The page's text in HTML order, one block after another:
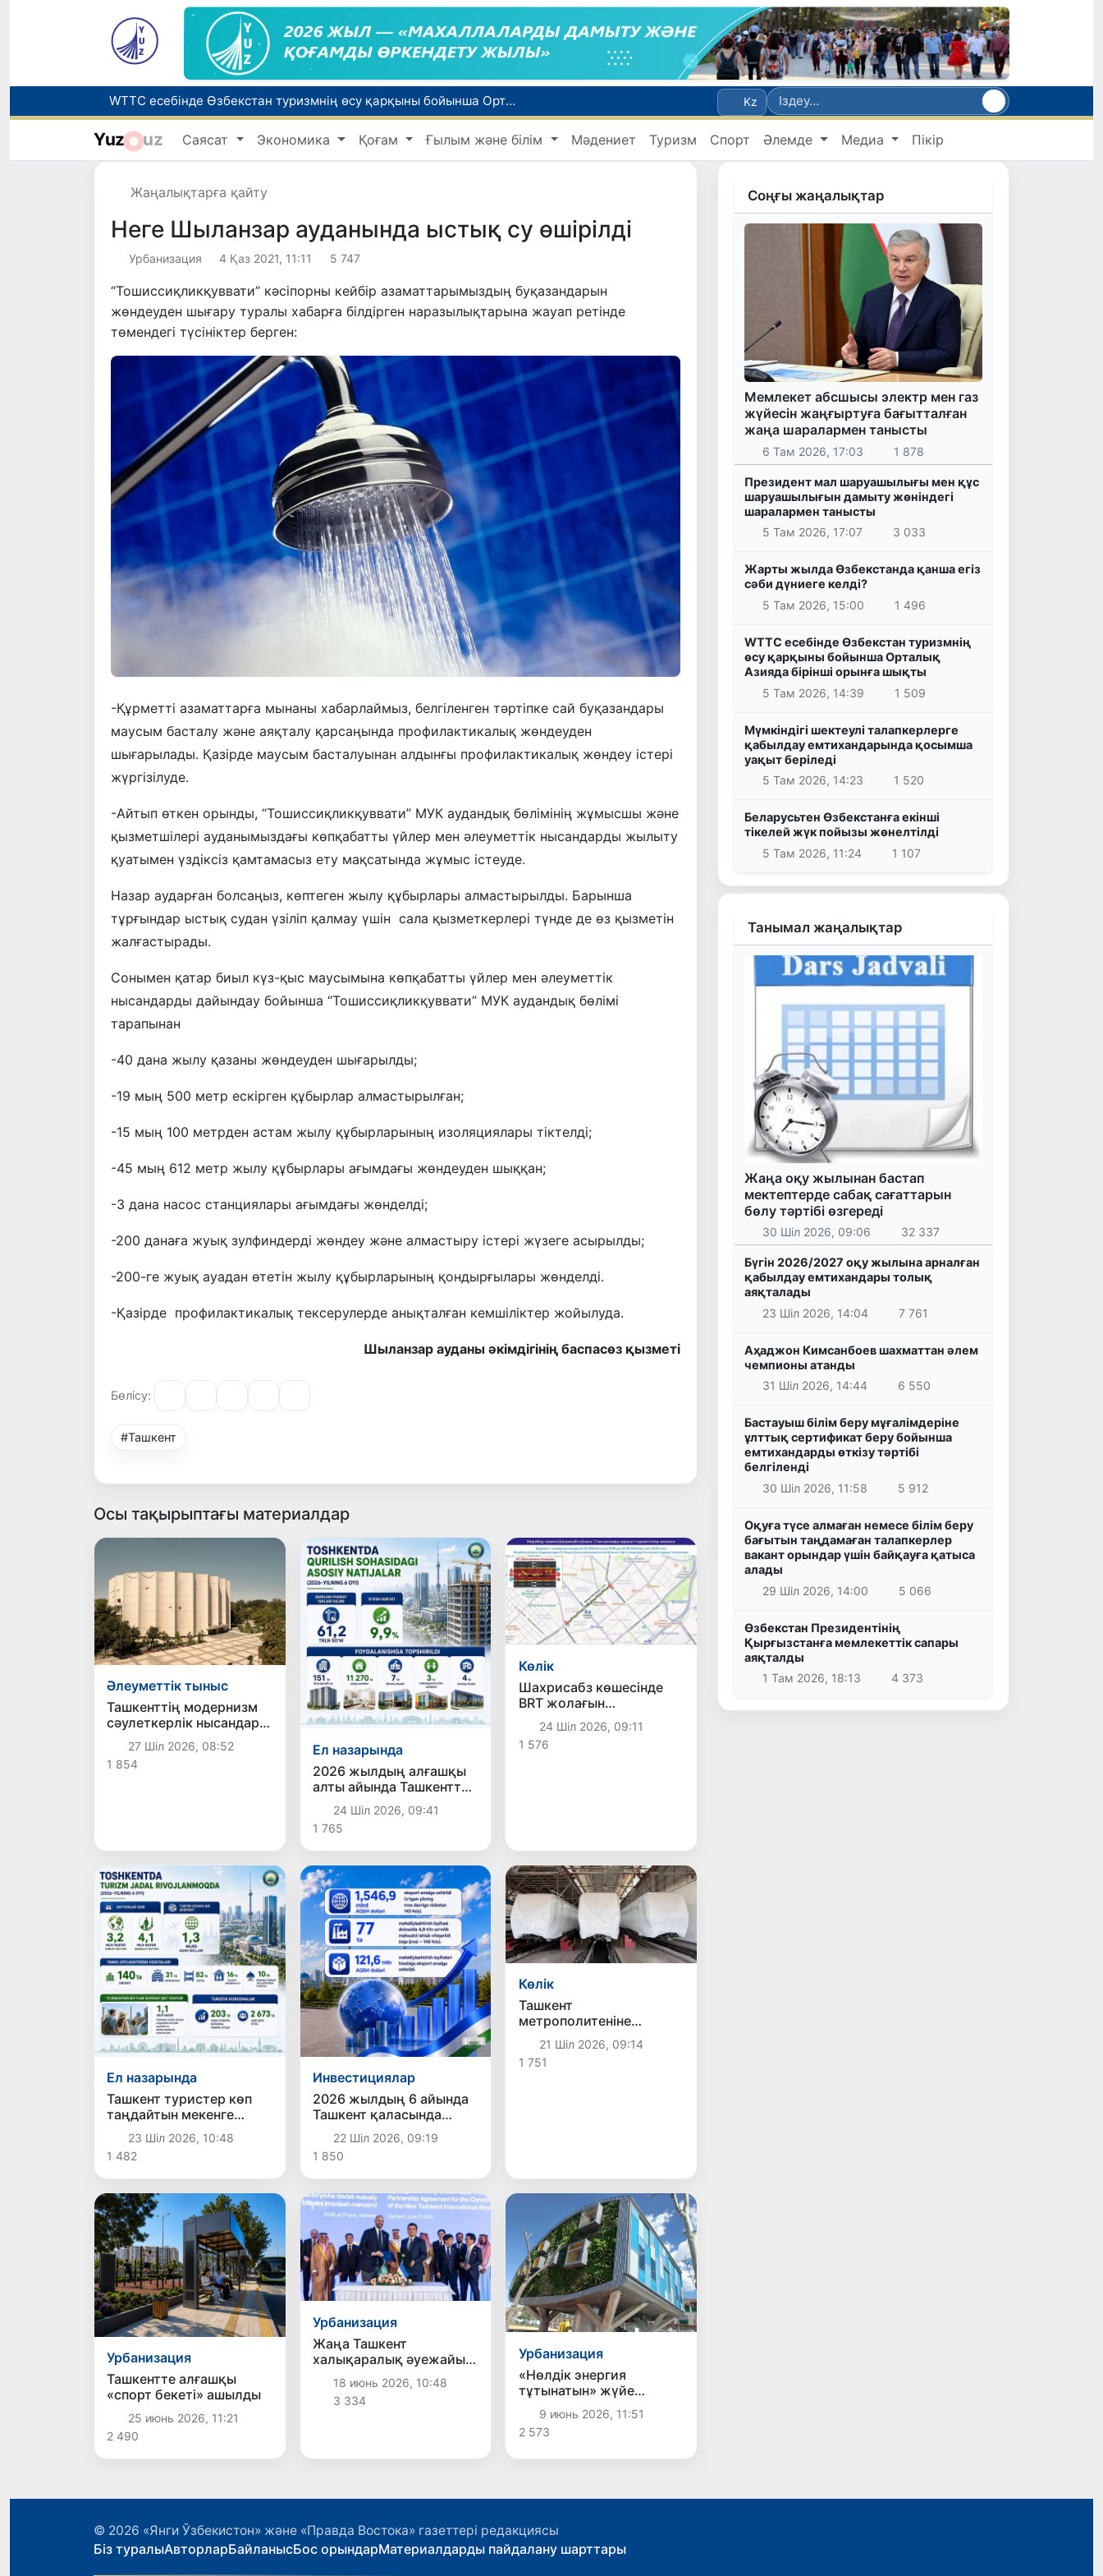
WTTC есебінде Өзбекстан туризмнің өсу қарқыны бойынша Орталық Азияда бірінші орынға шықты
Мүмкіндігі шектеулі талапкерлерге қабылдау емтихандарында қосымша уақыт беріледі
Беларусьтен Өзбекстанға екінші тікелей жүк пойызы жөнелтілді
Жарты жылда Өзбекстанда қанша егіз сәби дүниеге келді?
Kz
Yuz uz Саясат Экономика Қоғам Ғылым және білім Мәдениет Туризм Спорт Әлемде Медиа Пікір
Жаңалықтарға қайту
Неге Шыланзар ауданында ыстық су өшірілді
Урбанизация 4 Қаз 2021, 11:11 5 747
“Тошиссиқликқуввати” кәсіпорны кейбір азаматтарымыздың буқазандарын
жөндеуден шығару туралы хабарға білдірген наразылықтарына жауап ретінде
төмендегі түсініктер берген:
-Құрметті азаматтарға мынаны хабарлаймыз, белгіленген тәртіпке сай буқазандары
маусым басталу және аяқталу қарсаңында профилактикалық жөндеуден
шығарылады. Қазірде маусым басталуынан алдынғы профилактикалық жөндеу істері
жүргізілуде.
-Айтып өткен орынды, “Тошиссиқликқуввати” МУК аудандық бөлімінің жұмысшы және
қызметшілері ауданымыздағы көпқабатты үйлер мен әлеуметтік нысандарды жылыту
қуатымен үздіксіз қамтамасыз ету мақсатында жұмыс істеуде.
Назар аударған болсаңыз, көптеген жылу құбырлары алмастырылды. Барынша
тұрғындар ыстық судан үзіліп қалмау үшін сала қызметкерлері түнде де өз қызметін
жалғастырады.
Сонымен қатар биыл күз-қыс маусымына көпқабатты үйлер мен әлеуметтік
нысандарды дайындау бойынша “Тошиссиқликқуввати” МУК аудандық бөлімі
тарапынан
-40 дана жылу қазаны жөндеуден шығарылды;
-19 мың 500 метр ескірген құбырлар алмастырылған;
-15 мың 100 метрден астам жылу құбырларының изоляциялары тіктелді;
-45 мың 612 метр жылу құбырлары ағымдағы жөндеуден шыққан;
-3 дана насос станциялары ағымдағы жөнделді;
-200 данаға жуық зулфиндерді жөндеу және алмастыру істері жүзеге асырылды;
-200-ге жуық ауадан өтетін жылу құбырларының қондырғылары жөнделді.
-Қазірде профилактикалық тексерулерде анықталған кемшіліктер жойылуда.
Шыланзар ауданы әкімдігінің баспасөз қызметі
Бөлісу:
#Ташкент
Осы тақырыптағы материалдар
Әлеуметтік тыныс
Ташкенттің модернизм
сәулеткерлік нысандары
ЮНЕСКО-ның беделді
Халықаралық тізіміне
ресми түрде енгізілді
27 Шіл 2026, 08:52
1 854
Ел назарында
2026 жылдың алғашқы
алты айында Ташкентте
151 көпқабатты тұрғын
үй пайдалануға берілді
24 Шіл 2026, 09:41
1 765
Көлік
Шахрисабз көшесінде
BRT жолағын
ұйымдастыру
жұмыстары басталады
24 Шіл 2026, 09:11
1 576
Ел назарында
Ташкент туристер көп
таңдайтын мекенге
айналуда
23 Шіл 2026, 10:48
1 482
Инвестициялар
2026 жылдың 6 айында
Ташкент қаласында
инвестициялар мен
экономикалық даму
бағытында қол
жеткізілген негізгі
нәтижелер
жарияландым
22 Шіл 2026, 09:19
1 850
Көлік
Ташкент
метрополитеніне
заманауи үлгідегі тағы 3
жаңа пойыз құрамы
жеткізілді
21 Шіл 2026, 09:14
1 751
Урбанизация
Ташкентте алғашқы
«спорт бекеті» ашылды
25 июнь 2026, 11:21
2 490
Урбанизация
Жаңа Ташкент
халықаралық әуежайын
құру және оны
пайдалану жөніндегі
мемлекеттік-
18 июнь 2026, 10:48
3 334
Урбанизация
«Нөлдік энергия
тұтынатын» жүйе
енгізіледі
9 июнь 2026, 11:51
2 573
Соңғы жаңалықтар
Мемлекет абсшысы электр мен газ
жүйесін жаңғыртуға бағытталған
жаңа шаралармен танысты
6 Там 2026, 17:03 1 878
Президент мал шаруашылығы мен құс
шаруашылығын дамыту жөніндегі
шаралармен танысты
5 Там 2026, 17:07
3 033
Жарты жылда Өзбекстанда қанша егіз
сәби дүниеге келді?
5 Там 2026, 15:00
1 496
WTTC есебінде Өзбекстан туризмнің
өсу қарқыны бойынша Орталық
Азияда бірінші орынға шықты
5 Там 2026, 14:39
1 509
Мүмкіндігі шектеулі талапкерлерге
қабылдау емтихандарында қосымша
уақыт беріледі
5 Там 2026, 14:23
1 520
Беларусьтен Өзбекстанға екінші
тікелей жүк пойызы жөнелтілді
5 Там 2026, 11:24
1 107
Танымал жаңалықтар
Жаңа оқу жылынан бастап
мектептерде сабақ сағаттарын
бөлу тәртібі өзгереді
30 Шіл 2026, 09:06 32 337
Бүгін 2026/2027 оқу жылына арналған
қабылдау емтихандары толық
аяқталады
23 Шіл 2026, 14:04
7 761
Аҳаджон Кимсанбоев шахматтан әлем
чемпионы атанды
31 Шіл 2026, 14:44
6 550
Бастауыш білім беру мұғалімдеріне
ұлттық сертификат беру бойынша
емтихандарды өткізу тәртібі
белгіленді
30 Шіл 2026, 11:58
5 912
Оқуға түсе алмаған немесе білім беру
бағытын таңдамаған талапкерлер
вакант орындар үшін байқауға қатыса
алады
29 Шіл 2026, 14:00
5 066
Өзбекстан Президентінің
Қырғызстанға мемлекеттік сапары
аяқталды
1 Там 2026, 18:13
4 373
© 2026 «Янги Ўзбекистон» және «Правда Востока» газеттері редакциясы
Біз туралыАвторларБайланысБос орындарМатериалдарды пайдалану шарттары